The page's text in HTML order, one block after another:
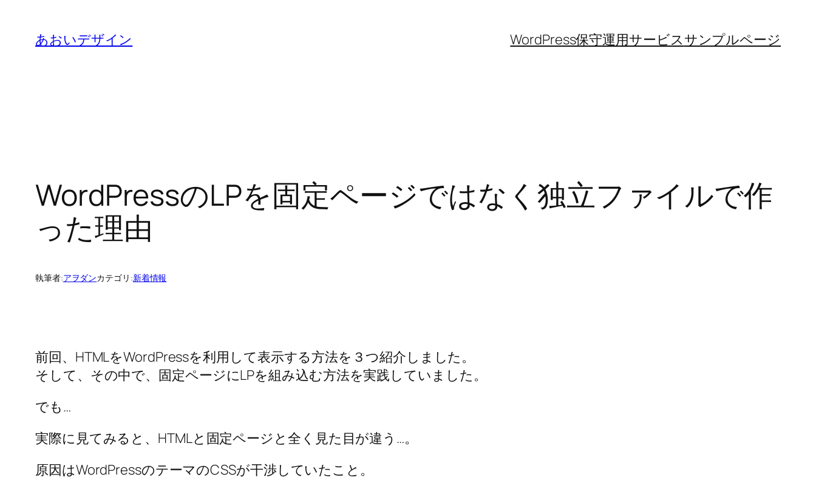
あおいデザイン WordPress保守運用サービスサンプルページ
WordPressのLPを固定ページではなく独立ファイルで作
った理由
執筆者:アヲダンカテゴリ:新着情報
前回、HTMLをWordPressを利用して表示する方法を３つ紹介しました。
そして、その中で、固定ページにLPを組み込む方法を実践していました。
でも…
実際に見てみると、HTMLと固定ページと全く見た目が違う…。
原因はWordPressのテーマのCSSが干渉していたこと。